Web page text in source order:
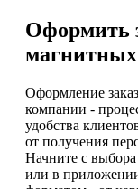
Оформить
магнитных
Оформление
компании -
удобства
от получения
Начните с
или в